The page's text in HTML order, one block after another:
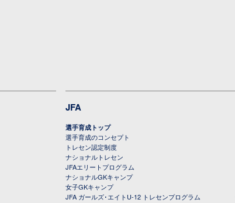
JFA
選手育成トップ
選手育成のコンセプト
トレセン認定制度
ナショナルトレセン
JFAエリートプログラム
ナショナルGKキャンプ
女子GKキャンプ
JFA ガールズ･エイトU-12 トレセンプログラム